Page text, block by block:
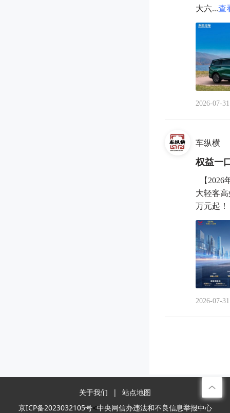
大六...查
2026-07-31
车纵横
权益一
【2026
大轻客
万元起
2026-07-31
关于我们 |
站点地图
京ICP备2023032105号<中央网信办违法和不良信息举报中心